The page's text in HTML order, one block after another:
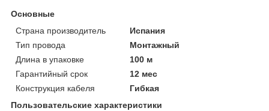
Основные
Страна производитель
Испания
Тип провода
Монтажный
Длина в упаковке
100 м
Гарантийный срок
12 мес
Конструкция кабеля
Гибкая
Пользовательские характеристики